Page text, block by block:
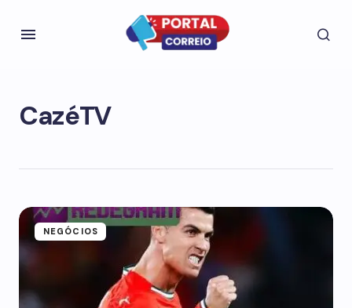
CazéTV
NEGÓCIOS